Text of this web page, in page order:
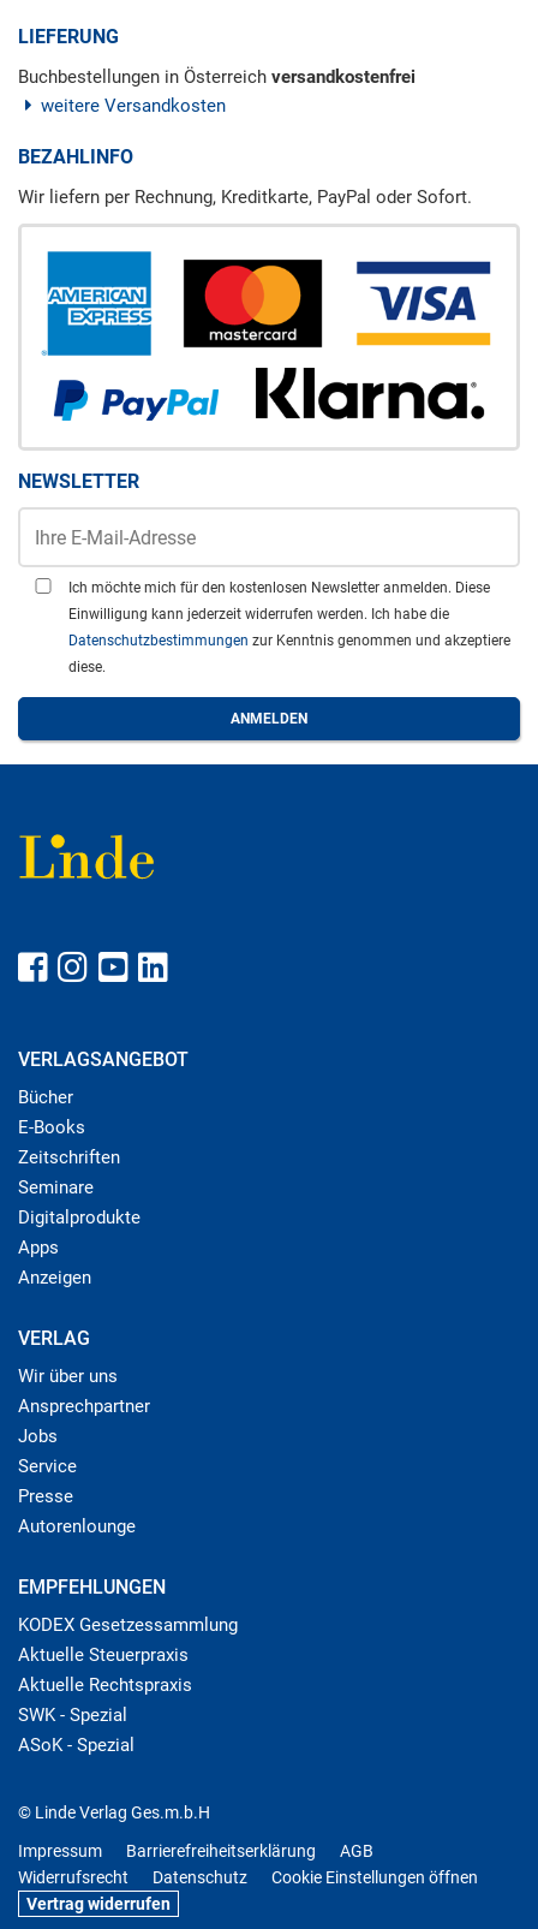
LIEFERUNG
Buchbestellungen in Österreich versandkostenfrei
weitere Versandkosten
BEZAHLINFO
Wir liefern per Rechnung, Kreditkarte, PayPal oder Sofort.
NEWSLETTER
Ich möchte mich für den kostenlosen Newsletter anmelden. Diese
Einwilligung kann jederzeit widerrufen werden. Ich habe die
Datenschutzbestimmungen zur Kenntnis genommen und akzeptiere
diese.
VERLAGSANGEBOT
Bücher
E-Books
Zeitschriften
Seminare
Digitalprodukte
Apps
Anzeigen
VERLAG
Wir über uns
Ansprechpartner
Jobs
Service
Presse
Autorenlounge
EMPFEHLUNGEN
KODEX Gesetzessammlung
Aktuelle Steuerpraxis
Aktuelle Rechtspraxis
SWK - Spezial
ASoK - Spezial
© Linde Verlag Ges.m.b.H
Impressum
Barrierefreiheitserklärung
AGB
Widerrufsrecht
Datenschutz
Cookie Einstellungen öffnen
Vertrag widerrufen